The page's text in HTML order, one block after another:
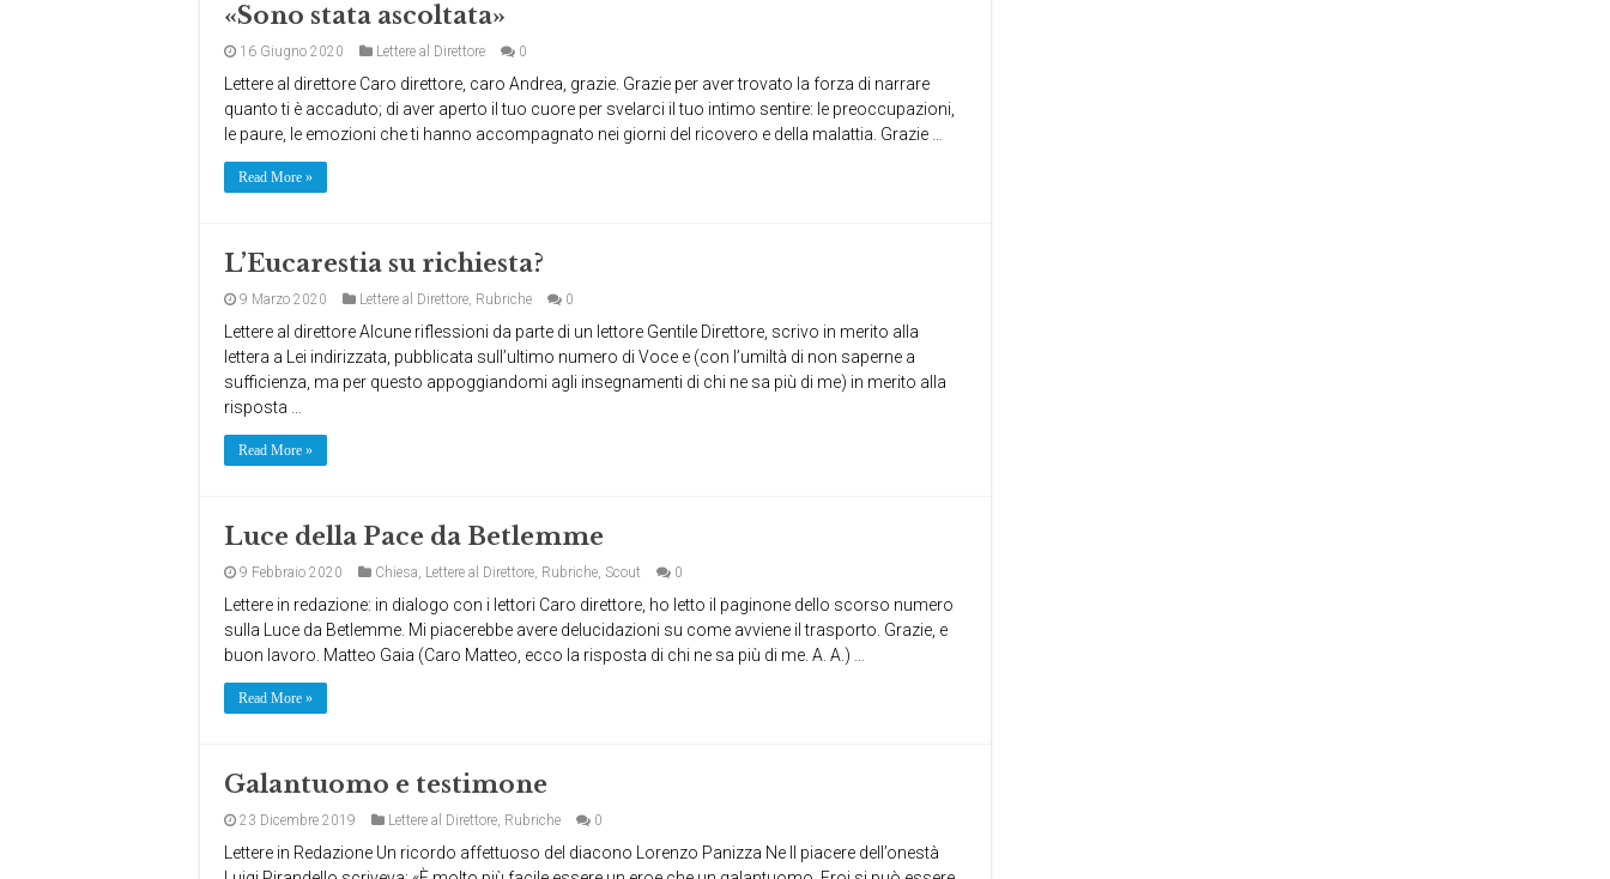
«Sono stata ascoltata»
16 Giugno 2020 Lettere al Direttore 0
Lettere al direttore Caro direttore, caro Andrea, grazie. Grazie per aver trovato la forza di narrare
quanto ti è accaduto; di aver aperto il tuo cuore per svelarci il tuo intimo sentire: le preoccupazioni,
le paure, le emozioni che ti hanno accompagnato nei giorni del ricovero e della malattia. Grazie …
Read More »
L’Eucarestia su richiesta?
9 Marzo 2020 Lettere al Direttore, Rubriche 0
Lettere al direttore Alcune riflessioni da parte di un lettore Gentile Direttore, scrivo in merito alla
lettera a Lei indirizzata, pubblicata sull’ultimo numero di Voce e (con l’umiltà di non saperne a
sufficienza, ma per questo appoggiandomi agli insegnamenti di chi ne sa più di me) in merito alla
risposta …
Read More »
Luce della Pace da Betlemme
9 Febbraio 2020 Chiesa, Lettere al Direttore, Rubriche, Scout 0
Lettere in redazione: in dialogo con i lettori Caro direttore, ho letto il paginone dello scorso numero
sulla Luce da Betlemme. Mi piacerebbe avere delucidazioni su come avviene il trasporto. Grazie, e
buon lavoro. Matteo Gaia (Caro Matteo, ecco la risposta di chi ne sa più di me. A. A.) …
Read More »
Galantuomo e testimone
23 Dicembre 2019 Lettere al Direttore, Rubriche 0
Lettere in Redazione Un ricordo affettuoso del diacono Lorenzo Panizza Ne Il piacere dell’onestà